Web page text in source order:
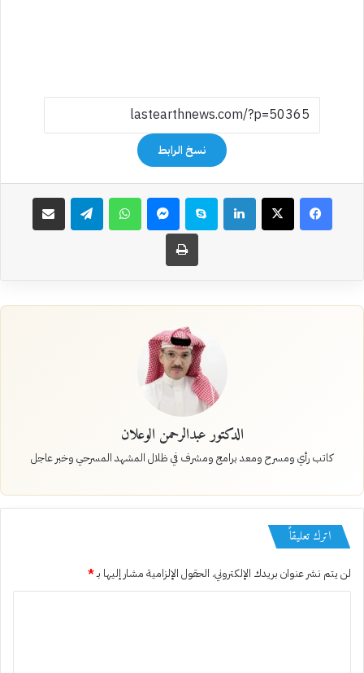
نسخ الرابط
فيسبوك‫X لينكدإن سكايب ماسنجر واتساب تيلقرام مشاركة عبر البريد
طباعة
الدكتور عبدالرحمن الوعلان
كاتب رأي ومسرح ومعد برامج ومشرف في ظلال المشهد المسرحي وخبر عاجل
اترك تعليقاً
لن يتم نشر عنوان بريدك الإلكتروني. الحقول الإلزامية مشار إليها بـ*